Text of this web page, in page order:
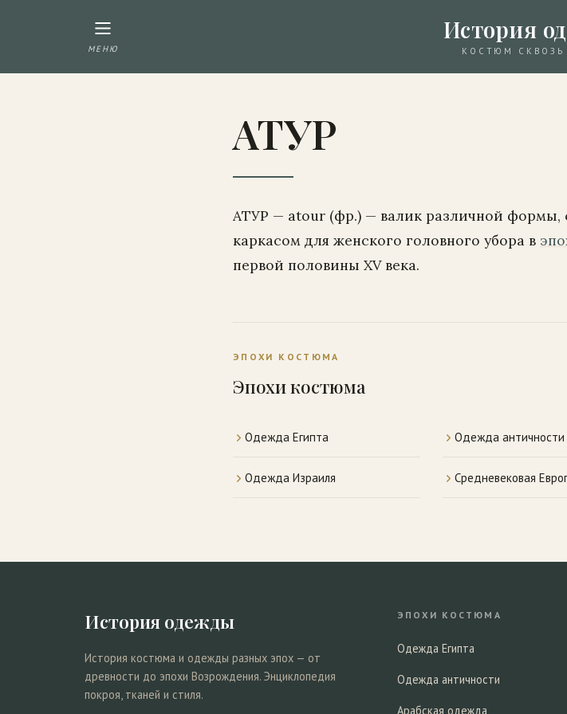
МЕНЮ
История
КОСТЮМ СКВОЗЬ
АТУР
АТУР — atour (фр.) — валик различной
каркасом для женского головного убора в
первой половины XV века.
ЭПОХИ КОСТЮМА
Эпохи костюма
Одежда Египта Одежда античности
Одежда Израиля Средневековая
История одежды
История костюма и одежды разных эпох — от
древности до эпохи Возрождения. Энциклопедия
покроя, тканей и стиля.
ЭПОХИ КОСТЮМА
Одежда Египта
Одежда античности
Арабская одежда